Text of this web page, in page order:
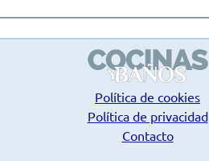
Política de cookies
Política de privacidad
Contacto